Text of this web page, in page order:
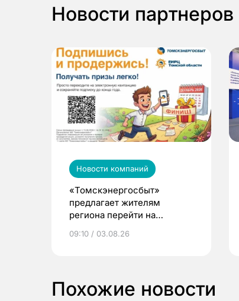
Новости партнеров
Новости компаний
«Томскэнергосбыт»
предлагает жителям
региона перейти на
выиграть призы
09:10 / 03.08.26
Похожие новости